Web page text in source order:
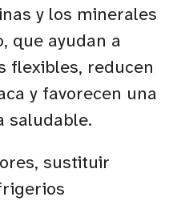
y los minerales
que ayudan a
flexibles, reducen
y favorecen una
saludable.
sustituir